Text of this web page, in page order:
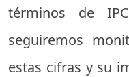
términos de
seguiremos
estas cifras y su